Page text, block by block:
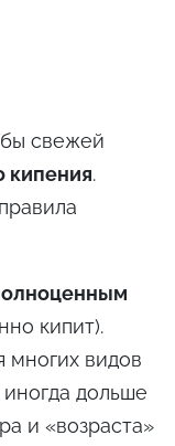
свежей
кипения.
кипит).
многих видов
дольше
и «возраста»